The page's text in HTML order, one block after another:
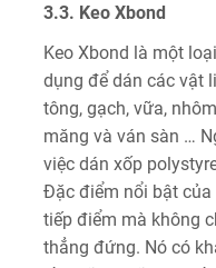
3.3. Keo Xbond
Keo Xbond là một
dụng để dán các vật
tông, gạch, vữa,
măng và ván sàn …
việc dán xốp
Đặc điểm nổi bật
tiếp điểm mà không
thẳng đứng. Nó có